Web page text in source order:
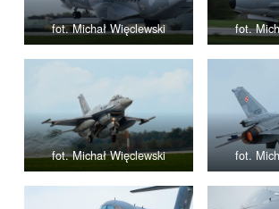
fot. Michał Więclewski fot.
fot. Michał Więclewski fot.